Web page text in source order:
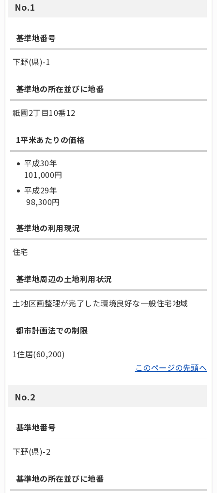
No.1
基準地番号
下野(県)-1
基準地の所在並びに地番
祇園2丁目10番12
1平米あたりの価格
平成30年
101,000円
平成29年
98,300円
基準地の利用現況
住宅
基準地周辺の土地利用状況
土地区画整理が完了した環境良好な一般住宅地域
都市計画法での制限
1住居(60,200)
このページの先頭へ
No.2
基準地番号
下野(県)-2
基準地の所在並びに地番